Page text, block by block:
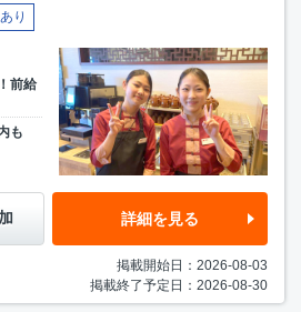
り
前給
も
詳細を見る
掲載開始日：2026-08-03
掲載終了予定日：2026-08-30